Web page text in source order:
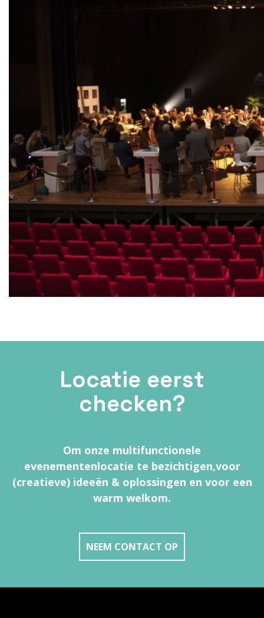
Locatie eerst
checken?
Om onze multifunctionele
evenementenlocatie te bezichtigen,voor
(creatieve) ideeën & oplossingen en voor een
warm welkom.
NEEM CONTACT OP